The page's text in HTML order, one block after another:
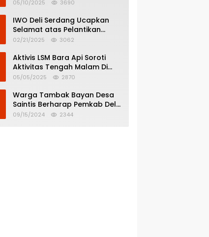
05/10/2025 3690
IWO Deli Serdang Ucapkan
Selamat atas Pelantikan
Bupati dan Wakil Bupati Deli
02/21/2025 3062
Aktivis LSM Bara Api Soroti
Aktivitas Tengah Malam Di
SPBU 14.213.228 Bandar Tinggi
05/05/2025 2870
Warga Tambak Bayan Desa
Saintis Berharap Pemkab Deli
Serdang Atasi Banjir
09/15/2024 2344